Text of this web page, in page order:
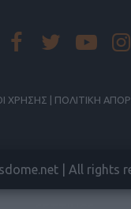
ΧΡΗΣΗΣ | ΠΟΛΙΤΙΚΗ
| All rights